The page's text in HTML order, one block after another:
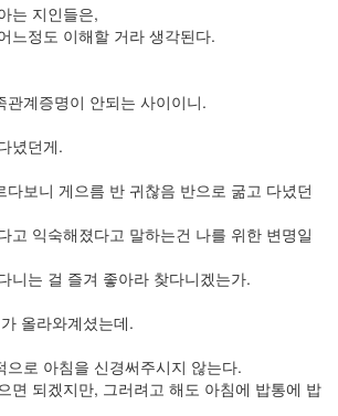
는 지인들은,
느정도 이해할 거라 생각된다.
관계증명이 안되는 사이이니.
녔던게.
다보니 게으름 반 귀찮음 반으로 굶고 다녔던
고 익숙해졌다고 말하는건 나를 위한 변명일
니는 걸 즐겨 좋아라 찾다니겠는가.
올라와계셨는데.
으로 아침을 신경써주시지 않는다.
면 되겠지만, 그러려고 해도 아침에 밥통에 밥